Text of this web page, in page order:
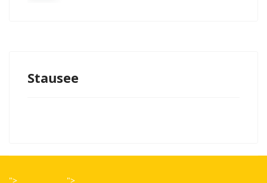
Stausee
"> ">